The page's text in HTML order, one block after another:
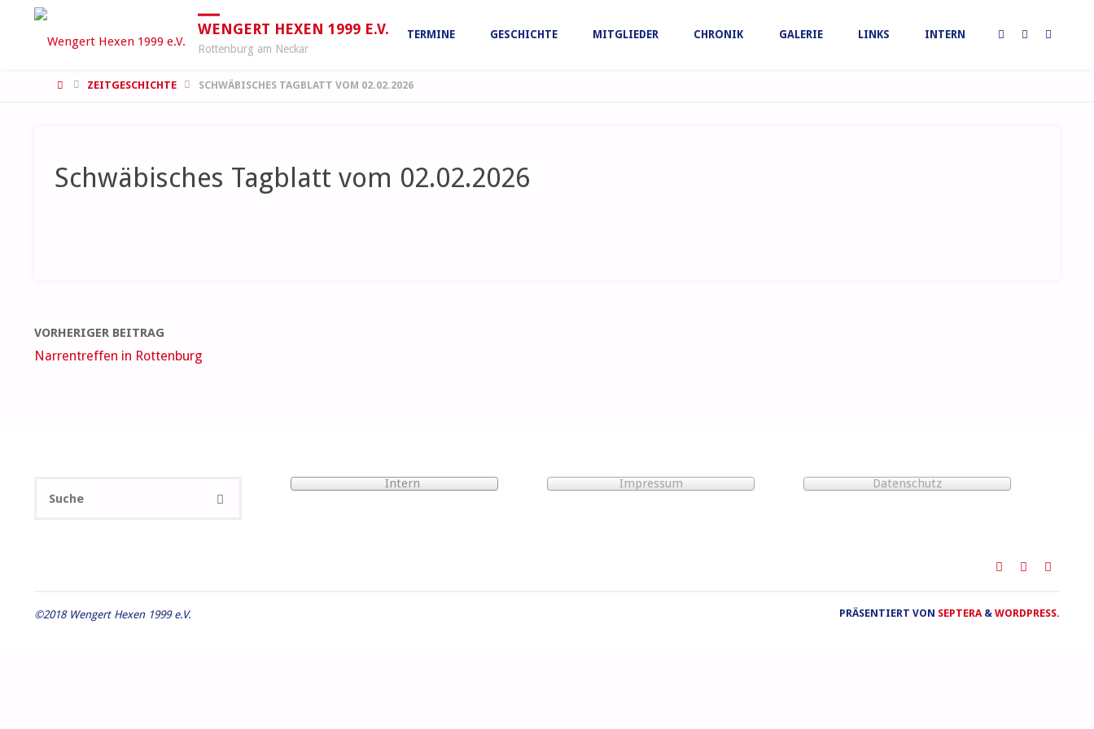
WENGERT HEXEN 1999 E.V.
Rottenburg am Neckar
TERMINE GESCHICHTE MITGLIEDER CHRONIK GALERIE LINKS INTERN
STARTZEITGESCHICHTE SCHWÄBISCHES TAGBLATT VOM 02.02.2026
Schwäbisches Tagblatt vom 02.02.2026
VORHERIGER BEITRAG
Narrentreffen in Rottenburg
SUCHE
Intern Impressum Datenschutz
©2018 Wengert Hexen 1999 e.V. PRÄSENTIERT VON SEPTERA & WORDPRESS.